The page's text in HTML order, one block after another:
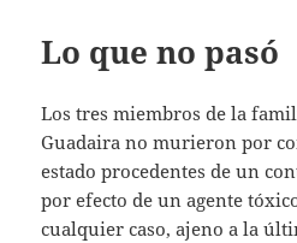
Lo que no pasó
Los tres miembros de la
Guadaira no murieron por
estado procedentes de un
por efecto de un agente
cualquier caso, ajeno a la